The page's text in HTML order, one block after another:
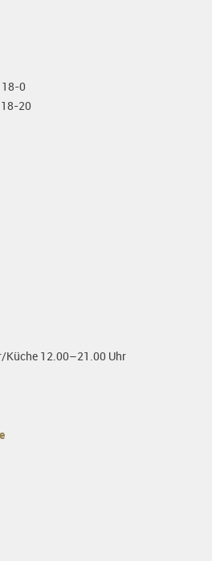
0
20
12.00–21.00 Uhr